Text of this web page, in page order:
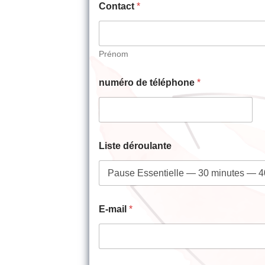
Contact *
Prénom
numéro de téléphone *
Liste déroulante
E-mail *